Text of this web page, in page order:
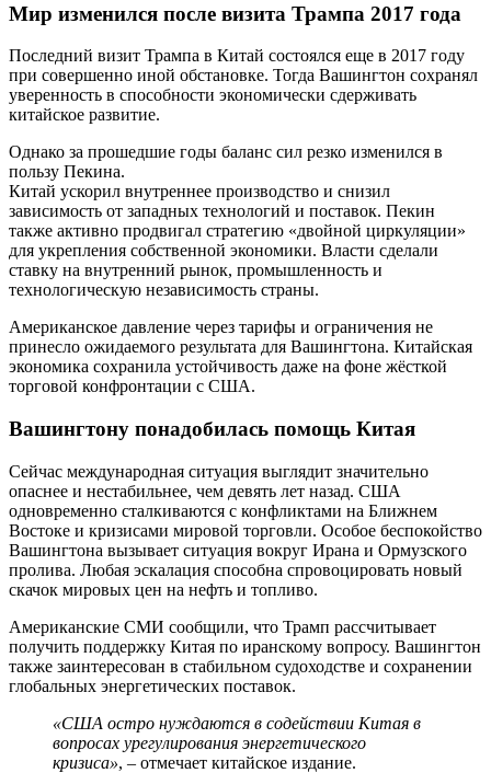
Мир изменился после визита Трампа 2017 года
Последний визит Трампа в Китай состоялся еще в 2017 году
при совершенно иной обстановке. Тогда Вашингтон сохранял
уверенность в способности экономически сдерживать
китайское развитие.
Однако за прошедшие годы баланс сил резко изменился в
пользу Пекина.
Китай ускорил внутреннее производство и снизил
зависимость от западных технологий и поставок. Пекин
также активно продвигал стратегию «двойной циркуляции»
для укрепления собственной экономики. Власти сделали
ставку на внутренний рынок, промышленность и
технологическую независимость страны.
Американское давление через тарифы и ограничения не
принесло ожидаемого результата для Вашингтона. Китайская
экономика сохранила устойчивость даже на фоне жёсткой
торговой конфронтации с США.
Вашингтону понадобилась помощь Китая
Сейчас международная ситуация выглядит значительно
опаснее и нестабильнее, чем девять лет назад. США
одновременно сталкиваются с конфликтами на Ближнем
Востоке и кризисами мировой торговли. Особое беспокойство
Вашингтона вызывает ситуация вокруг Ирана и Ормузского
пролива. Любая эскалация способна спровоцировать новый
скачок мировых цен на нефть и топливо.
Американские СМИ сообщили, что Трамп рассчитывает
получить поддержку Китая по иранскому вопросу. Вашингтон
также заинтересован в стабильном судоходстве и сохранении
глобальных энергетических поставок.
«США остро нуждаются в содействии Китая в
вопросах урегулирования энергетического
кризиса», – отмечает китайское издание.